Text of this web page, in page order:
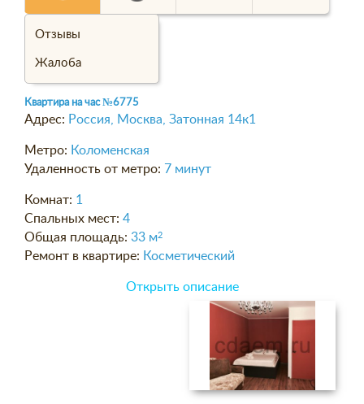
Отзывы
Жалоба
Квартира на час№6775
Адрес: Россия, Москва, Затонная 14к1
Метро: Коломенская
Удаленность от метро: 7 минут
Комнат: 1
Спальных мест: 4
Общая площадь: 33 м2
Ремонт в квартире: Косметический
Открыть описание